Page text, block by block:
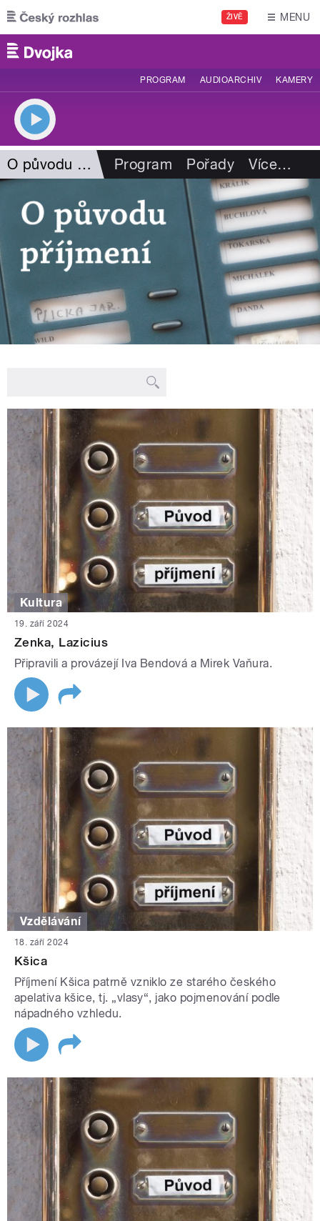
Přejít k hlavnímu obsahu
ŽIVĚ MENU
PROGRAM AUDIOARCHIV KAMERY
O původu příjmení Program Pořady Více…
Kultura
19. září 2024
Zenka, Lazicius
Připravili a provázejí Iva Bendová a Mirek Vaňura.
Vzdělávání
18. září 2024
Kšica
Příjmení Kšica patrně vzniklo ze starého českého
apelativa kšice, tj. „vlasy“, jako pojmenování podle
nápadného vzhledu.